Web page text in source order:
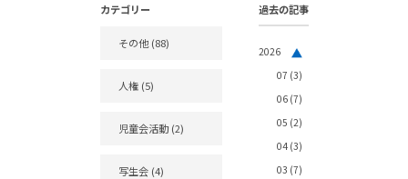
カテゴリー
その他(88)
人権(5)
児童会活動(2)
写生会(4)
過去の記事
2026
07 (3)
06 (7)
05 (2)
04 (3)
03 (7)